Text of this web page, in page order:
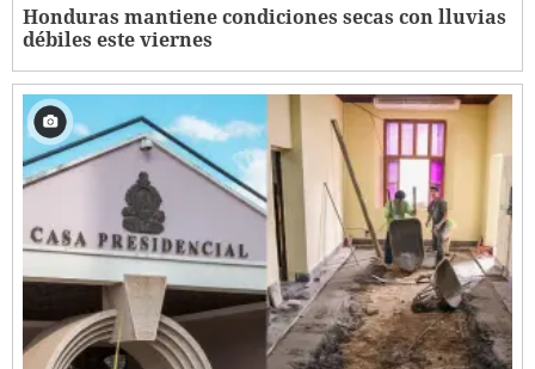
Honduras mantiene condiciones secas con lluvias
débiles este viernes